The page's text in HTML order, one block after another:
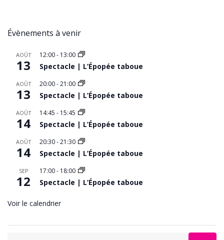
Évènements à venir
AOÛT
13
12:00- 13:00
Spectacle | L’Épopée taboue
AOÛT
13
20:00-21:00
Spectacle | L’Épopée taboue
AOÛT
14
14:45 - 15:45
Spectacle | L’Épopée taboue
AOÛT
14
20:30-21:30
Spectacle | L’Épopée taboue
SEP
12
17:00- 18:00
Spectacle | L’Épopée taboue
Voir le calendrier